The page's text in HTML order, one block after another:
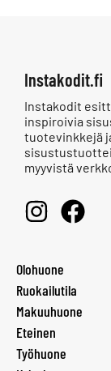
Instakodit.fi
Instakodit
inspiroivia
tuotevinkkejä
myyvistä
Olohuone
Ruokailutila
Makuuhuone
Eteinen
Työhuone